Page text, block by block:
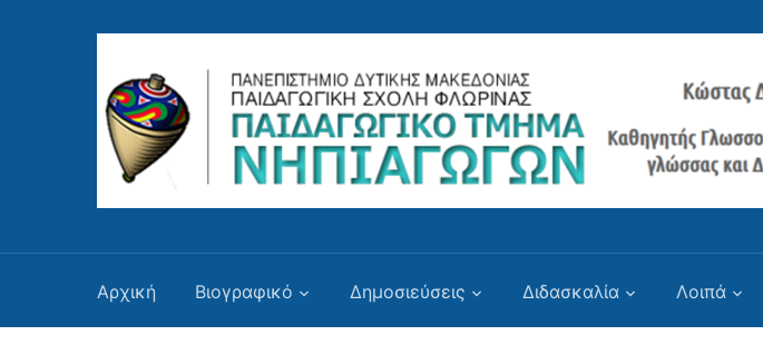
Αρχική Βιογραφικό Δημοσιεύσεις Διδασκαλία Λοιπά